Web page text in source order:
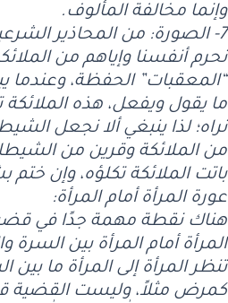
وإنما مخالفة المألوف.
7- الصورة: من المحاذير
نحرم أنفسنا وإياهم من
“المعقبات” الحفظة، وعندما
ما يقول ويفعل، هذه الملائكة
نراه؛ لذا ينبغي ألا نجعل
من الملائكة وقرين من
باتت الملائكة تكلؤه، وإن
عورة المرأة أمام المرأة:
هناك نقطة مهمة جدًا في قضية
المرأة أمام المرأة بين
تنظر المرأة إلى المرأة ما
كمرض مثلاً، وليست القضية